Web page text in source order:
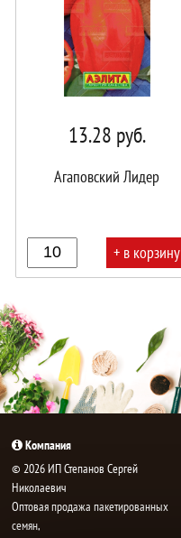
13.28 руб.
Агаповский Лидер
+ в корзину
корзине!
Компания
© 2026 ИП Степанов Сергей
Николаевич
Oптовая продажа пакетированных
семян,